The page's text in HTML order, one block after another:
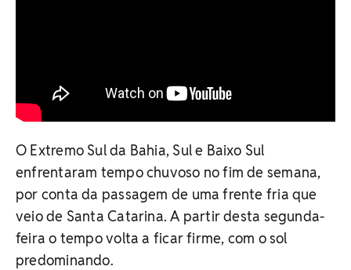
O Extremo Sul da Bahia, Sul e Baixo Sul
enfrentaram tempo chuvoso no fim de semana,
por conta da passagem de uma frente fria que
veio de Santa Catarina. A partir desta segunda-
feira o tempo volta a ficar firme, com o sol
predominando.